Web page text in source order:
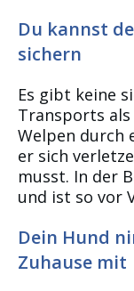
Du kannst
sichern
Es gibt keine
Transports als
Welpen durch
er sich
musst. In der
und ist so vor
Dein Hund
Zuhause mit